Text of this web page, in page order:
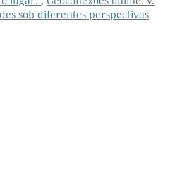
sob diferentes perspectivas